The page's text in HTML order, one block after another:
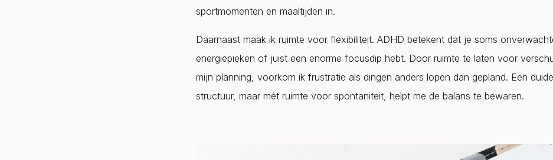
sportmomenten en maaltijden in.
Daarnaast maak ik ruimte voor flexibiliteit. ADHD betekent dat je soms
energiepieken of juist een enorme focusdip hebt. Door ruimte te laten voor
mijn planning, voorkom ik frustratie als dingen anders lopen dan gepland. Een
structuur, maar mét ruimte voor spontaniteit, helpt me de balans te bewaren.